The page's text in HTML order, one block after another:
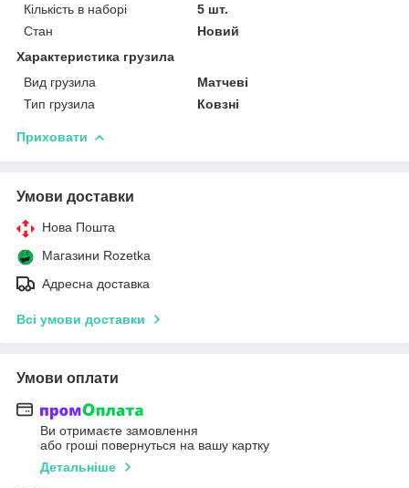
Кількість в наборі
5 шт.
Стан
Новий
Характеристика грузила
Вид грузила
Матчеві
Тип грузила
Ковзні
Приховати
Умови доставки
Нова Пошта
Магазини Rozetka
Адресна доставка
Всі умови доставки
Умови оплати
Ви отримаєте замовлення
або гроші повернуться на вашу картку
Детальніше